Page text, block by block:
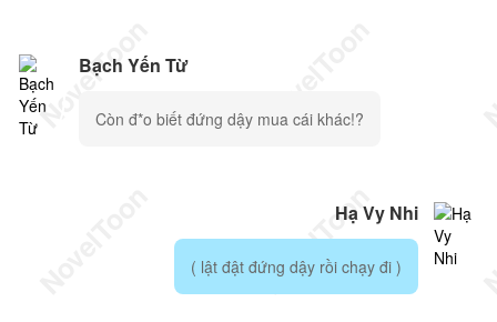
Bạch Yến Từ
Còn đ*o biết đứng dậy mua cái khác!?
Hạ Vy Nhi
( lật đật đứng dậy rồi chạy đi )